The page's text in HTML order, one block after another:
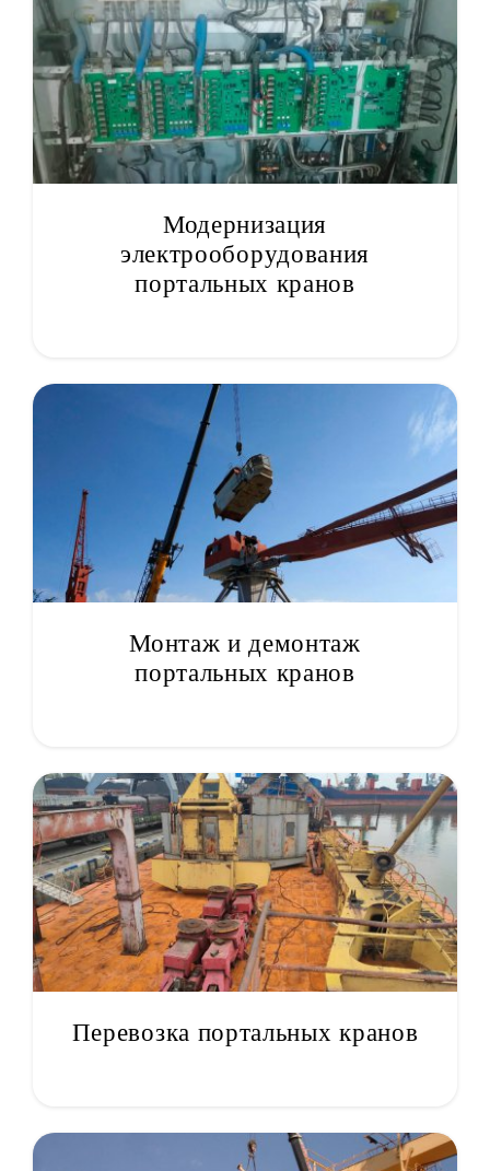
Модернизация
электрооборудования
портальных кранов
Монтаж и демонтаж
портальных кранов
Перевозка портальных кранов